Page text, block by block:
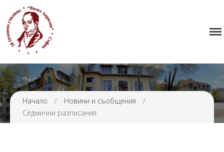
Нормативна уредба
Прием
Проекти и дейности
Начало / Новини и съобщения
/
Седмични разписания